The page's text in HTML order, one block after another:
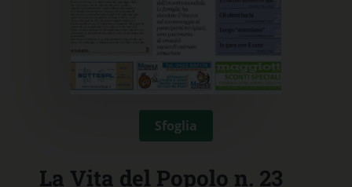
Sfoglia
La Vita del Popolo n. 23